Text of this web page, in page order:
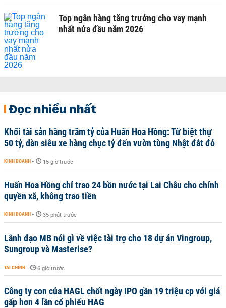
Top ngân hàng tăng trưởng cho vay mạnh
nhất nửa đầu năm 2026
Đọc nhiều nhất
Khối tài sản hàng trăm tỷ của Huấn Hoa Hồng: Từ biệt thự
50 tỷ, dàn siêu xe hàng chục tỷ đến vườn tùng Nhật đắt đỏ
KINH DOANH - 15 giờ trước
Huấn Hoa Hồng chỉ trao 24 bồn nước tại Lai Châu cho chính
quyền xã, không trao tiền
KINH DOANH - 35 phút trước
Lãnh đạo MB nói gì về việc tài trợ cho 18 dự án Vingroup,
Sungroup và Masterise?
TÀI CHÍNH - 6 giờ trước
Công ty con của HAGL chốt ngày IPO gần 19 triệu cp với giá
gấp hơn 4 lần cổ phiếu HAG